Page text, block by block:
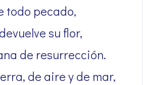
todo pecado,
su flor,
de resurrección.
de aire y de mar,